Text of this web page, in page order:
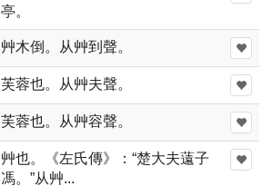
亭。
艸木倒。从艸到聲。
芙蓉也。从艸夫聲。
芙蓉也。从艸容聲。
艸也。《左氏傳》：“楚大夫薳子
馮。”从艸...